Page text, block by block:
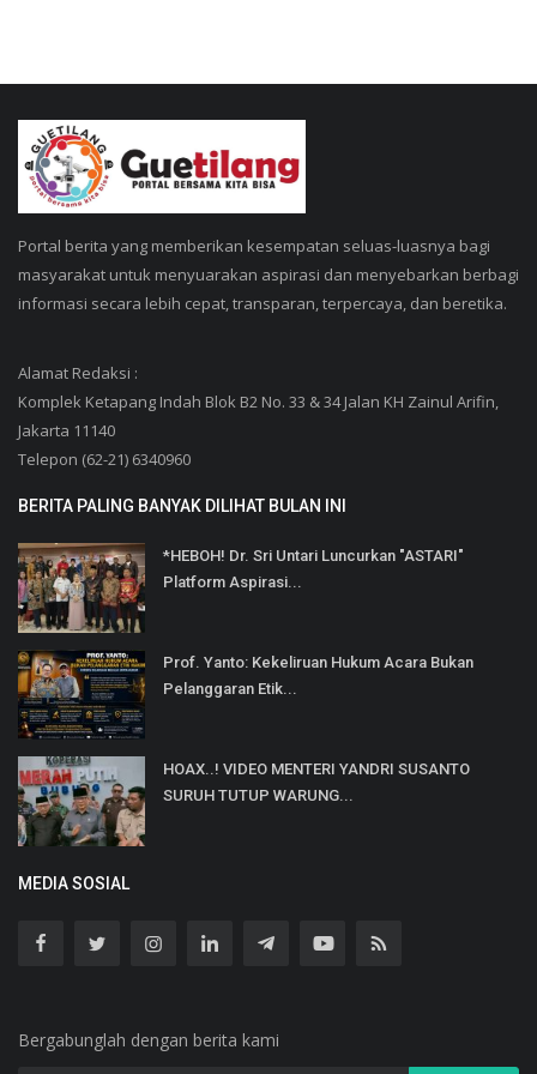
Portal berita yang memberikan kesempatan seluas-luasnya bagi
masyarakat untuk menyuarakan aspirasi dan menyebarkan berbagi
informasi secara lebih cepat, transparan, terpercaya, dan beretika.
Alamat Redaksi :
Komplek Ketapang Indah Blok B2 No. 33 & 34 Jalan KH Zainul Arifin,
Jakarta 11140
Telepon (62-21) 6340960
BERITA PALING BANYAK DILIHAT BULAN INI
*HEBOH! Dr. Sri Untari Luncurkan "ASTARI"
Platform Aspirasi...
Prof. Yanto: Kekeliruan Hukum Acara Bukan
Pelanggaran Etik...
HOAX..! VIDEO MENTERI YANDRI SUSANTO
SURUH TUTUP WARUNG...
MEDIA SOSIAL
Bergabunglah dengan berita kami